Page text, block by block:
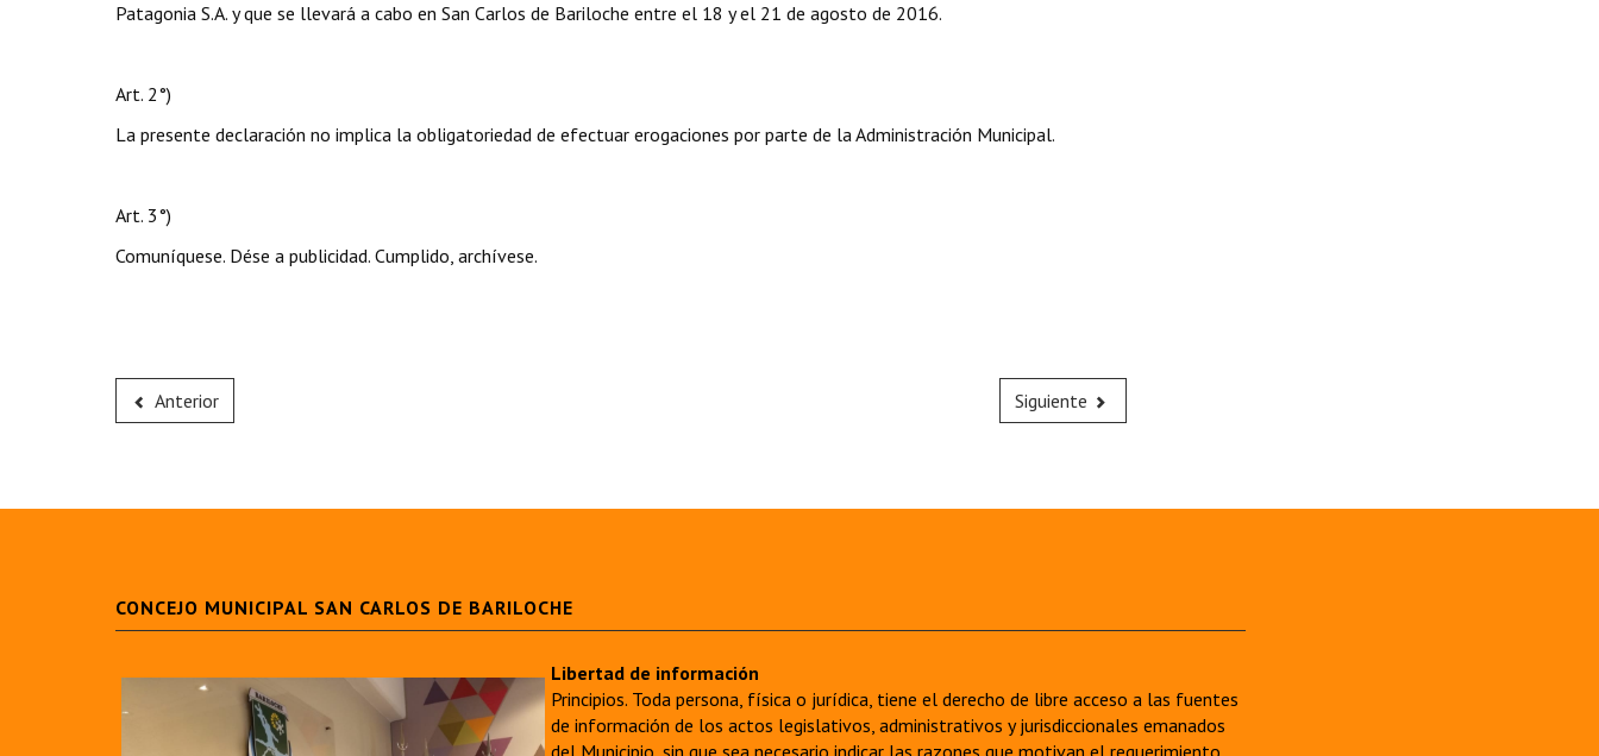
Patagonia S.A. y que se llevará a cabo en San Carlos de Bariloche entre el 18 y el 21 de agosto de 2016.
Art. 2°)
La presente declaración no implica la obligatoriedad de efectuar erogaciones por parte de la Administración Municipal.
Art. 3°)
Comuníquese. Dése a publicidad. Cumplido, archívese.
Anterior Siguiente
CONCEJO MUNICIPAL SAN CARLOS DE BARILOCHE
Libertad de información
Principios. Toda persona, física o jurídica, tiene el derecho de libre acceso a las fuentes
de información de los actos legislativos, administrativos y jurisdiccionales emanados
del Municipio, sin que sea necesario indicar las razones que motivan el requerimiento.